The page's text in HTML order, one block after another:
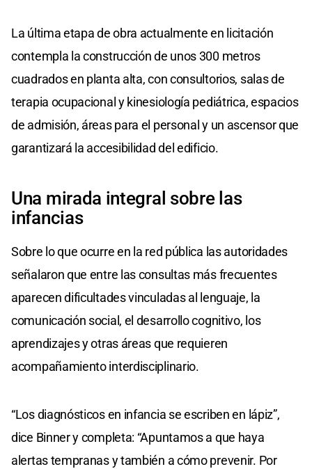
La última etapa de obra actualmente en licitación
contempla la construcción de unos 300 metros
cuadrados en planta alta, con consultorios, salas de
terapia ocupacional y kinesiología pediátrica, espacios
de admisión, áreas para el personal y un ascensor que
garantizará la accesibilidad del edificio.
Una mirada integral sobre las
infancias
Sobre lo que ocurre en la red pública las autoridades
señalaron que entre las consultas más frecuentes
aparecen dificultades vinculadas al lenguaje, la
comunicación social, el desarrollo cognitivo, los
aprendizajes y otras áreas que requieren
acompañamiento interdisciplinario.
“Los diagnósticos en infancia se escriben en lápiz”,
dice Binner y completa: “Apuntamos a que haya
alertas tempranas y también a cómo prevenir. Por